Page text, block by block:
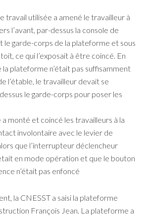
travail utilisée a amené le travailleur à
l’avant, par-dessus la console de
le garde-corps de la plateforme et sous
ce qui l’exposait à être coincé. En
plateforme n’était pas suffisamment
l’étable, le travailleur devait se
le garde-corps pour poser les
monté et coincé les travailleurs à la
involontaire avec le levier de
que l’interrupteur déclencheur
en mode opération et que le bouton
n’était pas enfoncé
la CNESST a saisi la plateforme
François Jean. La plateforme a